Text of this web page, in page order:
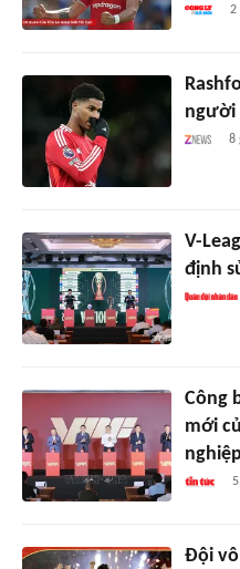
2
người
8
V-
định
Công
mới
Đội vô